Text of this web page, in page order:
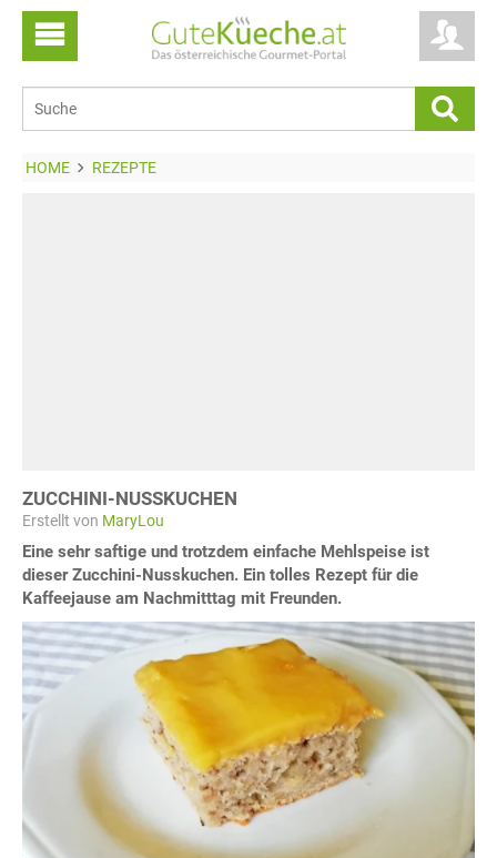
HOME REZEPTE
ZUCCHINI-NUSSKUCHEN
Erstellt von MaryLou
Eine sehr saftige und trotzdem einfache Mehlspeise ist
dieser Zucchini-Nusskuchen. Ein tolles Rezept für die
Kaffeejause am Nachmitttag mit Freunden.